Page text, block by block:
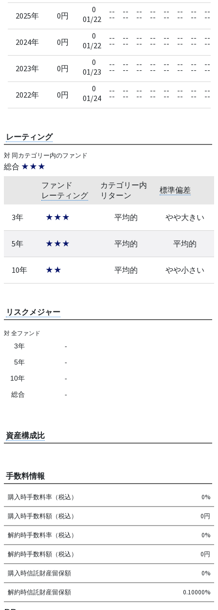
2025年 0円
0
01/22
--
--
--
--
--
--
--
--
--
--
--
--
--
--
--
--
2024年 0円
0
01/22
--
--
--
--
--
--
--
--
--
--
--
--
--
--
--
--
2023年 0円
0
01/23
--
--
--
--
--
--
--
--
--
--
--
--
--
--
--
--
2022年 0円
0
01/24
--
--
--
--
--
--
--
--
--
--
--
--
--
--
--
--
レーティング
対 同カテゴリー内のファンド
総合 ★★★
ファンド
レーティング
カテゴリー内
リターン
標準偏差
3年 ★★★ 平均的 やや大きい
5年 ★★★ 平均的 平均的
10年 ★★ 平均的 やや小さい
リスクメジャー
対 全ファンド
3年 -
5年 -
10年 -
総合 -
資産構成比
手数料情報
購入時手数料率（税込） 0%
購入時手数料額（税込） 0円
解約時手数料率（税込） 0%
解約時手数料額（税込） 0円
購入時信託財産留保額 0%
解約時信託財産留保額 0.10000%